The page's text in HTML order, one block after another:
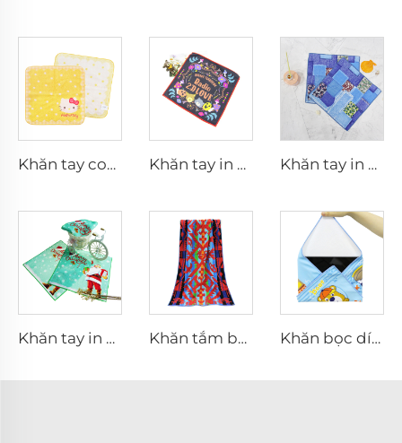
Khăn tay cotton jacquard tùy chỉnh logo Khăn tay in chuyển nhiệt bằng polyester Khăn tay in kỹ thuật số bằng cotton theo yêu cầu
Khăn tay in chủ đề Giáng sinh theo yêu cầu Khăn tắm bãi biển cotton dệt jacquard kiểu terry Khăn bọc dính tự dính Magic Stick-it